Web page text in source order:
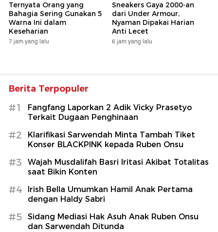
Ternyata Orang yang
Bahagia Sering Gunakan 5
Warna Ini dalam
Keseharian
7 jam yang lalu
Sneakers Gaya 2000-an
dari Under Armour,
Nyaman Dipakai Harian
Anti Lecet
6 jam yang lalu
Berita Terpopuler
#1
Fangfang Laporkan 2 Adik Vicky Prasetyo
Terkait Dugaan Penghinaan
#2
Klarifikasi Sarwendah Minta Tambah Tiket
Konser BLACKPINK kepada Ruben Onsu
#3
Wajah Musdalifah Basri Iritasi Akibat Totalitas
saat Bikin Konten
#4
Irish Bella Umumkan Hamil Anak Pertama
dengan Haldy Sabri
#5
Sidang Mediasi Hak Asuh Anak Ruben Onsu
dan Sarwendah Ditunda